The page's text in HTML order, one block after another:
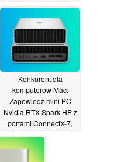
inteligencji18/06/2026
Konkurent dla
komputerów Mac:
Zapowiedź mini PC
Nvidia RTX Spark HP z
portami ConnectX-7,
RAM08/06/2026